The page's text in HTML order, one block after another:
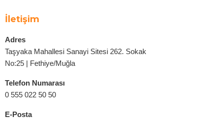
İletişim
Adres
Taşyaka Mahallesi Sanayi Sitesi 262. Sokak
No:25 | Fethiye/Muğla
Telefon Numarası
0 555 022 50 50
E-Posta